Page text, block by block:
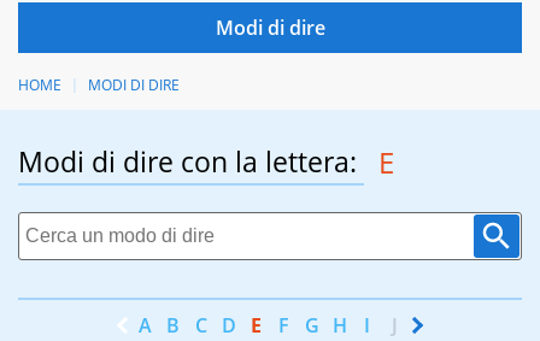
HOME MODI DI DIRE
Modi di dire con la lettera: E
A B C D E F G H I J K